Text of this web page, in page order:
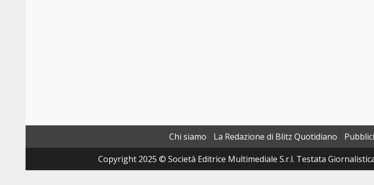
Chi siamo La Redazione di Blitz Quotidiano
Copyright 2025 © Società Editrice Multimediale S.r.l. Testata